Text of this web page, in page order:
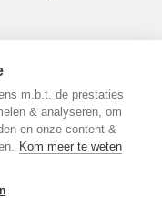
m.b.t. de prestaties
& analyseren, om
en onze content &
Kom meer te weten